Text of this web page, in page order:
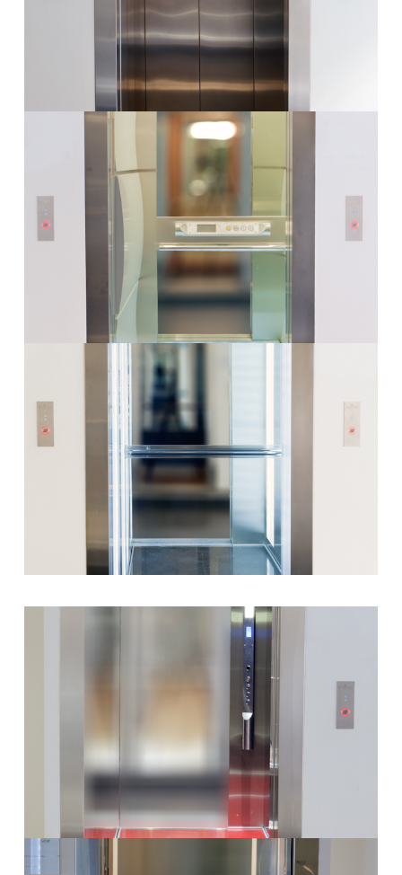
Θάλαμος Valsa3
Περισσότερα
Θάλαμος Valsa4
Περισσότερα
Θάλαμος Valsa5
Περισσότερα